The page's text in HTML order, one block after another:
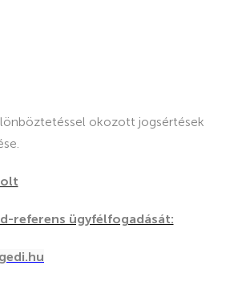
okozott jogsértések
referens ügyfélfogadását: